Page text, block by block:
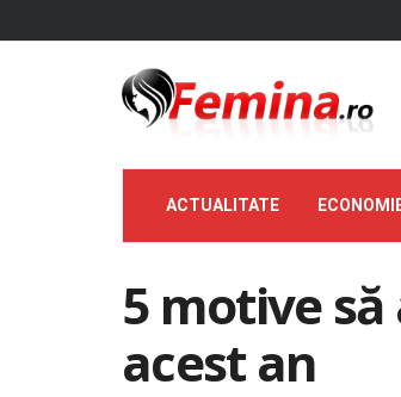
ACTUALITATE
5 motive
acest an